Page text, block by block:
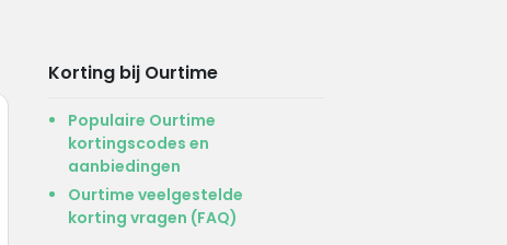
Korting bij Ourtime
Populaire Ourtime
kortingscodes en
aanbiedingen
Ourtime veelgestelde
korting vragen (FAQ)